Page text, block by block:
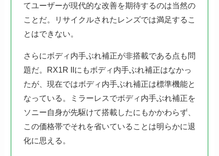
てユーザーが現代的な改善を期待するのは当然の
ことだ。リサイクルされたレンズでは満足するこ
とはできない。
さらにボディ内手ぶれ補正が非搭載である点も問
題だ。RX1R IIにもボディ内手ぶれ補正はなかっ
たが、現在ではボディ内手ぶれ補正は標準機能と
なっている。ミラーレスでボディ内手ぶれ補正を
ソニー自身が先駆けて搭載したにもかかわらず、
この価格帯でそれを省いていることは明らかに退
化に思える。